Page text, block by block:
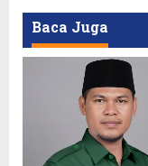
Baca Juga